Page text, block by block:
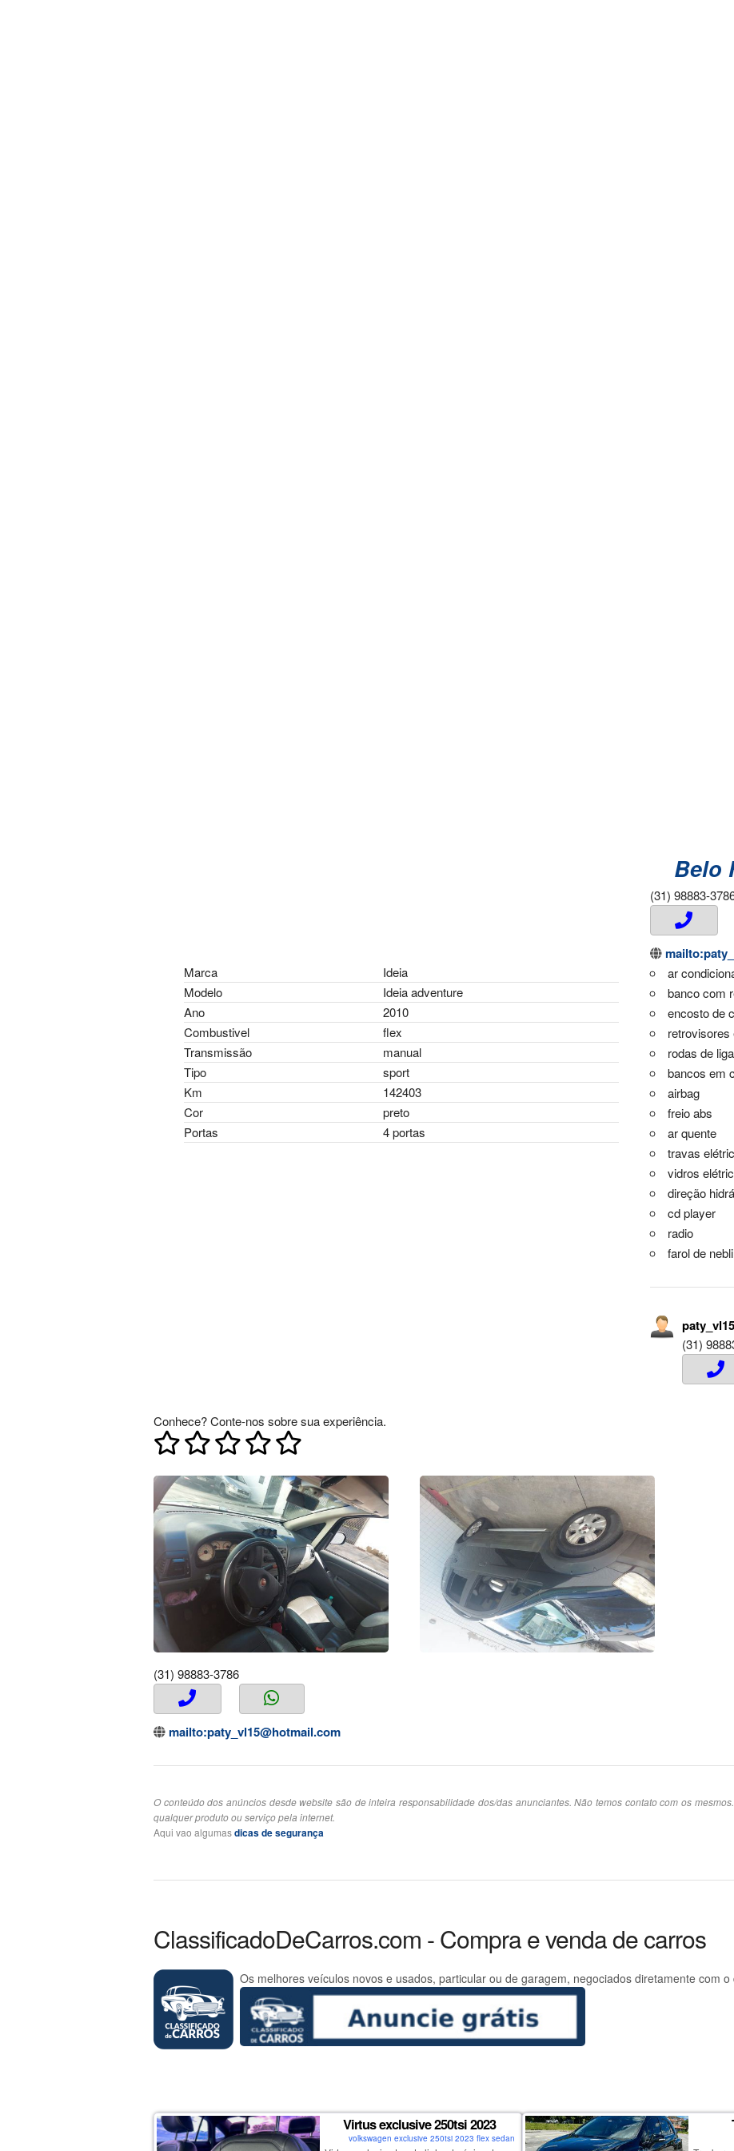
Belo
(31) 98883-
Marca
Ideia
Modelo
Ideia adventure
Ano
2010
Combustivel
flex
Transmissão
manual
Tipo
sport
Km
142403
Cor
preto
Portas
4 portas
ar
banco com
encosto de
retrovisores
rodas de
bancos em
airbag
freio abs
ar quente
travas
vidros
direção
cd player
radio
farol de
paty_vl15
(31)
Conhece? Conte-nos sobre sua experiência.
(31) 98883-3786
mailto:paty_vl15@hotmail.com
O conteúdo dos anúncios desde website são de inteira responsabilidade dos/das anunciantes. Não temos contato com os
qualquer produto ou serviço pela internet.
Aqui vao algumasdicas de segurança
ClassificadoDeCarros.com - Compra e venda de carros
Os melhores veículos novos e usados, particular ou de garagem, negociados diretamente com o
Virtus exclusive 250tsi 2023
volkswagen exclusive 250tsi 2023 flex sedan